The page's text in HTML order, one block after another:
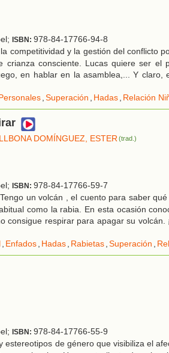
ISBN: 978-84-17766-94-8
competitividad y la gestión del conflicto
crianza consciente. Lucas quiere ser el
en hablar en la asamblea,... Y claro,
,Superación , Hadas, Relación
DOMÍNGUEZ, ESTER (trad.)
ISBN: 978-84-17766-59-7
un volcán , el cuento para saber
como la rabia. En esta ocasión
consigue respirar para apagar su volcán.
, Enfados, Hadas, Rabietas,Superación ,
ISBN: 978-84-17766-55-9
estereotipos de género que visibiliza el